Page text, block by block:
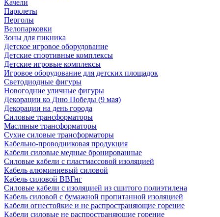
Качели
Парклеты
Перголы
Велопарковки
Зоны для пикника
Детское игровое оборудование
Детские спортивные комплексы
Детские игровые комплексы
Игровое оборудование для детских площадок
Светодиодные фигуры
Новогодние уличные фигуры
Декорации ко Дню Победы (9 мая)
Декорации на день города
Силовые трансформаторы
Масляные трансформаторы
Сухие силовые трансформаторы
Кабельно-проводниковая продукция
Кабели силовые медные бронированные
Силовые кабели с пластмассовой изоляцией
Кабель алюминиевый силовой
Кабель силовой ВВГнг
Силовые кабели с изоляцией из сшитого полиэтилена
Кабель силовой с бумажной пропитанной изоляцией
Кабели огнестойкие и не распространяющие горение
Кабели силовые не распространяющие горение